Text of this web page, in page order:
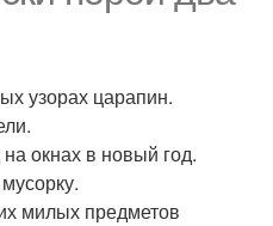
узорах царапин.
окнах в новый год.
милых предметов